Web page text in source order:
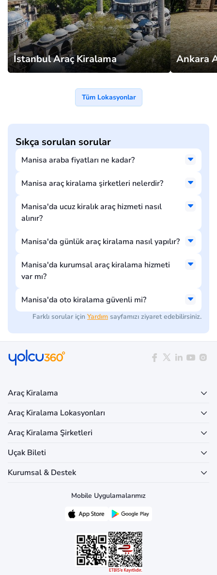
İstanbul Araç Kiralama Ankara
Tüm Lokasyonlar
Sıkça sorulan sorular
Manisa araba fiyatları ne kadar?
Manisa araç kiralama şirketleri nelerdir?
Manisa'da ucuz kiralık araç hizmeti nasıl
alınır?
Manisa'da günlük araç kiralama nasıl yapılır?
Manisa'da kurumsal araç kiralama hizmeti
var mı?
Manisa'da oto kiralama güvenli mi?
Farklı sorular için Yardım sayfamızı ziyaret edebilirsiniz.
Araç Kiralama
Araç Kiralama Lokasyonları
Araç Kiralama Şirketleri
Uçak Bileti
Kurumsal & Destek
Mobile Uygulamalarımız